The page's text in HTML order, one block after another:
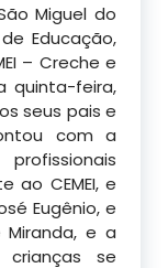
Miguel do
Educação,
– Creche e
quinta-feira,
seus pais e
com a
ao CEMEI, e
Eugênio, e
Miranda, e a
crianças se